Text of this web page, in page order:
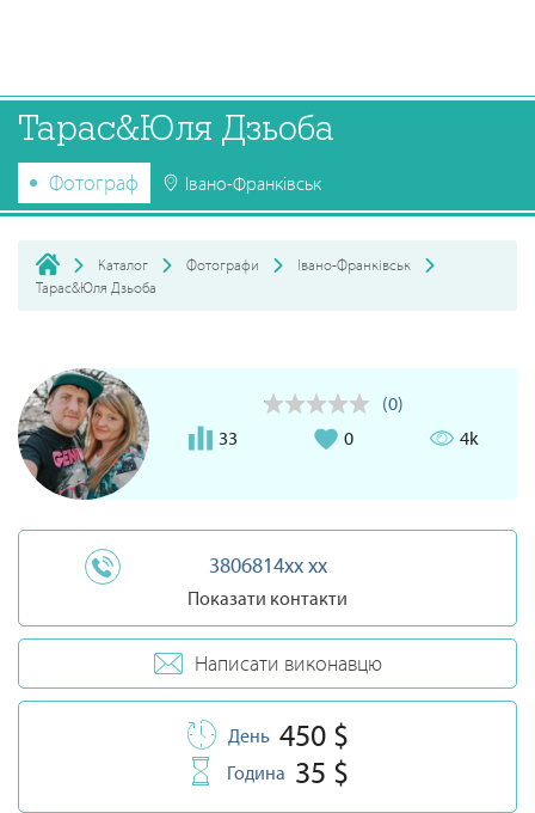
Тарас&Юля Дзьоба
Фотограф Івано-Франківськ
Каталог Фотографи
Івано-Франківськ
Тарас&Юля Дзьоба
(0)
33
0 4k
3806814xx xx
Показати контакти
Написати виконавцю
День 450 $
Година 35 $